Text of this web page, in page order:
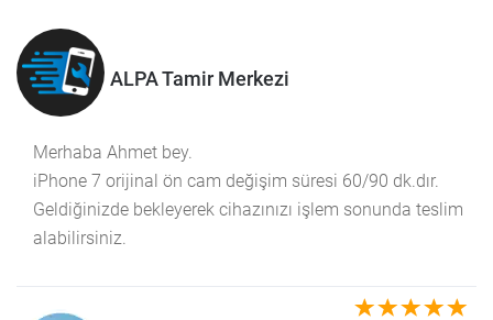
ALPA Tamir Merkezi
Merhaba Ahmet bey.
iPhone 7 orijinal ön cam değişim süresi 60/90 dk.dır.
Geldiğinizde bekleyerek cihazınızı işlem sonunda teslim
alabilirsiniz.